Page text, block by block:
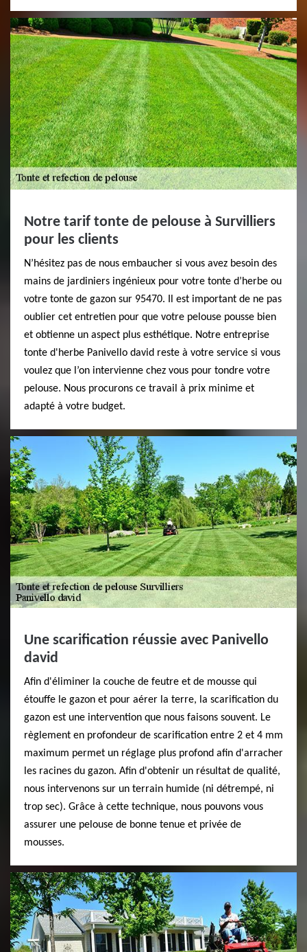
Notre tarif tonte de pelouse à Survilliers
pour les clients
N’hésitez pas de nous embaucher si vous avez besoin des
mains de jardiniers ingénieux pour votre tonte d’herbe ou
votre tonte de gazon sur 95470. Il est important de ne pas
oublier cet entretien pour que votre pelouse pousse bien
et obtienne un aspect plus esthétique. Notre entreprise
tonte d'herbe Panivello david reste à votre service si vous
voulez que l’on intervienne chez vous pour tondre votre
pelouse. Nous procurons ce travail à prix minime et
adapté à votre budget.
Une scarification réussie avec Panivello
david
Afin d'éliminer la couche de feutre et de mousse qui
étouffe le gazon et pour aérer la terre, la scarification du
gazon est une intervention que nous faisons souvent. Le
règlement en profondeur de scarification entre 2 et 4 mm
maximum permet un réglage plus profond afin d'arracher
les racines du gazon. Afin d'obtenir un résultat de qualité,
nous intervenons sur un terrain humide (ni détrempé, ni
trop sec). Grâce à cette technique, nous pouvons vous
assurer une pelouse de bonne tenue et privée de
mousses.